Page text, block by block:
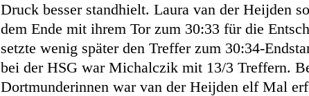
Druck besser standhielt. Laura van der Heijden
dem Ende mit ihrem Tor zum 30:33 für die
setzte wenig später den Treffer zum 30:34-
bei der HSG war Michalczik mit 13/3 Treffern.
Dortmunderinnen war van der Heijden elf Mal